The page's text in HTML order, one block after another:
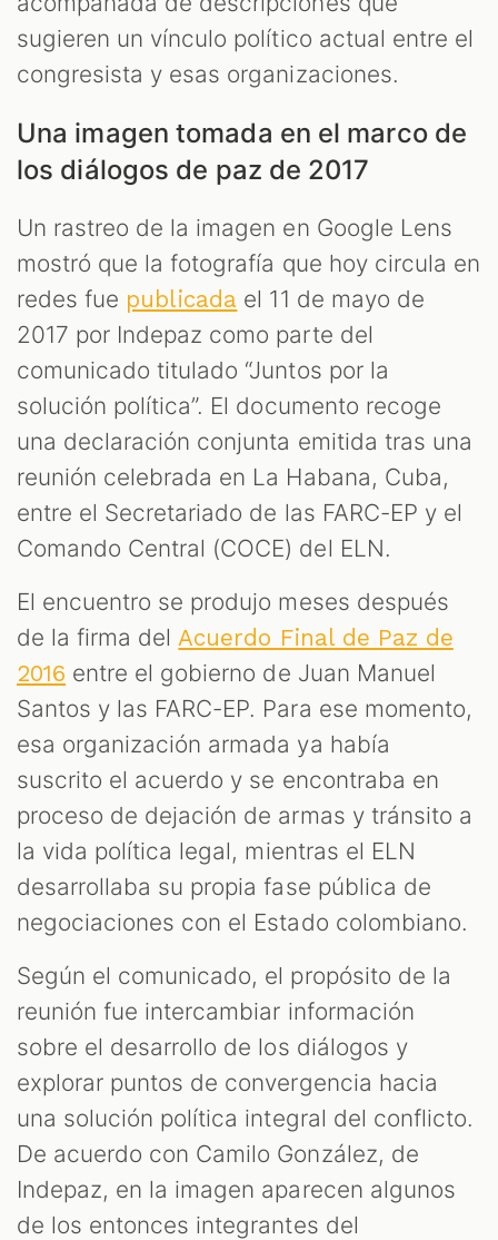
sugieren un vínculo político actual entre el
congresista y esas organizaciones.
Una imagen tomada en el marco de
los diálogos de paz de 2017
Un rastreo de la imagen en Google Lens
mostró que la fotografía que hoy circula en
redes fue publicada el 11 de mayo de
2017 por Indepaz como parte del
comunicado titulado “Juntos por la
solución política”. El documento recoge
una declaración conjunta emitida tras una
reunión celebrada en La Habana, Cuba,
entre el Secretariado de las FARC-EP y el
Comando Central (COCE) del ELN.
El encuentro se produjo meses después
de la firma del Acuerdo Final de Paz de
2016 entre el gobierno de Juan Manuel
Santos y las FARC-EP. Para ese momento,
esa organización armada ya había
suscrito el acuerdo y se encontraba en
proceso de dejación de armas y tránsito a
la vida política legal, mientras el ELN
desarrollaba su propia fase pública de
negociaciones con el Estado colombiano.
Según el comunicado, el propósito de la
reunión fue intercambiar información
sobre el desarrollo de los diálogos y
explorar puntos de convergencia hacia
una solución política integral del conflicto.
De acuerdo con Camilo González, de
Indepaz, en la imagen aparecen algunos
de los entonces integrantes del